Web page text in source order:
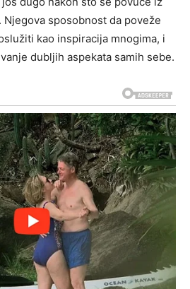
sposobnost da poveže
kao inspiracija mnogima, i
dubljih aspekata samih sebe.